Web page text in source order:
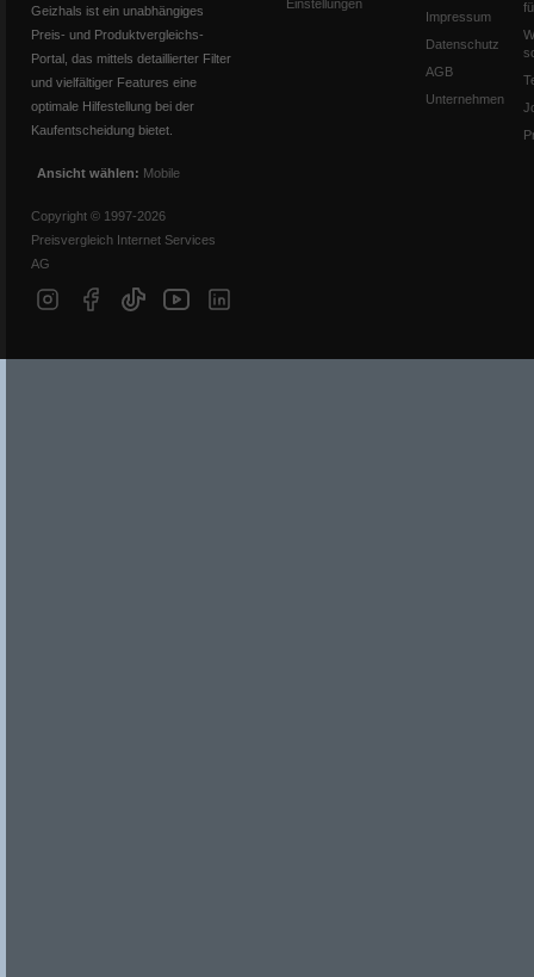
Geizhals ist ein unabhängiges
Preis- und Produktvergleichs-
Portal, das mittels detaillierter Filter
und vielfältiger Features eine
optimale Hilfestellung bei der
Kaufentscheidung bietet.
Ansicht wählen: Mobile
Copyright © 1997-2026
Preisvergleich Internet Services
AG
Einstellungen
Impressum
Datenschutz
AGB
Unternehmen